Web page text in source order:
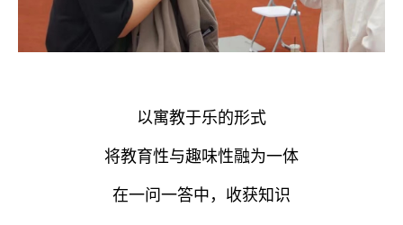
以寓教于乐的形式
将教育性与趣味性融为一体
在一问一答中，收获知识